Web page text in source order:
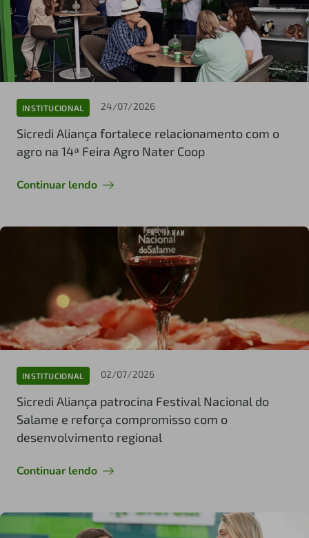
INSTITUCIONAL 24/07/2026
Sicredi Aliança fortalece relacionamento com o
agro na 14ª Feira Agro Nater Coop
Continuar lendo
INSTITUCIONAL 02/07/2026
Sicredi Aliança patrocina Festival Nacional do
Salame e reforça compromisso com o
desenvolvimento regional
Continuar lendo